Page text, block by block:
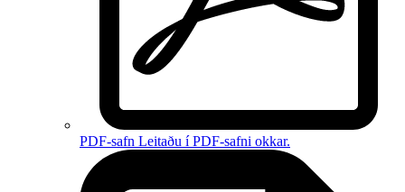
PDF-safn Leitaðu í PDF-safni okkar.